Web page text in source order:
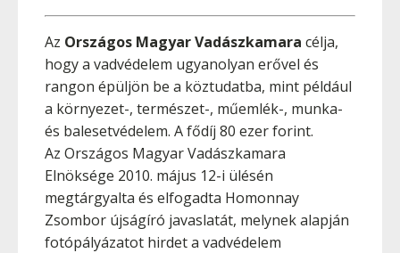
Az Országos Magyar Vadászkamara célja,
hogy a vadvédelem ugyanolyan erővel és
rangon épüljön be a köztudatba, mint például
a környezet-, természet-, műemlék-, munka-
és balesetvédelem. A fődíj 80 ezer forint.
Az Országos Magyar Vadászkamara
Elnöksége 2010. május 12-i ülésén
megtárgyalta és elfogadta Homonnay
Zsombor újságíró javaslatát, melynek alapján
fotópályázatot hirdet a vadvédelem